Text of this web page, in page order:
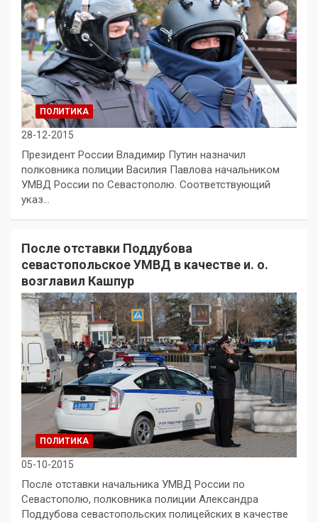
ПОЛИТИКА
28-12-2015
Президент России Владимир Путин назначил
полковника полиции Василия Павлова начальником
УМВД России по Севастополю. Соответствующий
указ…
После отставки Поддубова
севастопольское УМВД в качестве и. о.
возглавил Кашпур
ПОЛИТИКА
05-10-2015
После отставки начальника УМВД России по
Севастополю, полковника полиции Александра
Поддубова севастопольских полицейских в качестве